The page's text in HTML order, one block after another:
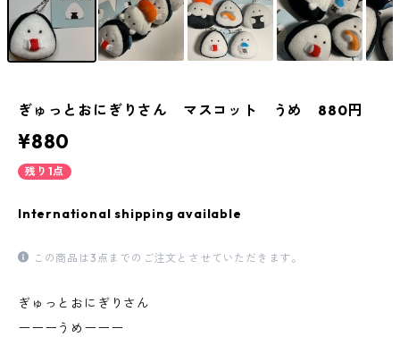
ぎゅっとおにぎりさん マスコット うめ 880円
¥880
残り1点
International shipping available
この商品は3点までのご注文とさせていただきます。
ぎゅっとおにぎりさん
ーーーうめーーー